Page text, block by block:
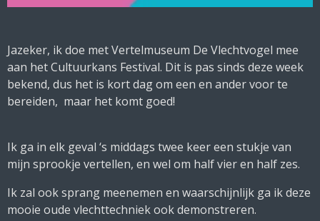
Jazeker, ik doe met Vertelmuseum De Vlechtvogel mee
aan het Cultuurkans Festival. Dit is pas sinds deze week
bekend, dus het is kort dag om een en ander voor te
bereiden, maar het komt goed!
Ik ga in elk geval ‘s middags twee keer een stukje van
mijn sprookje vertellen, en wel om half vier en half zes.
Ik zal ook sprang meenemen en waarschijnlijk ga ik deze
mooie oude vlechttechniek ook demonstreren.